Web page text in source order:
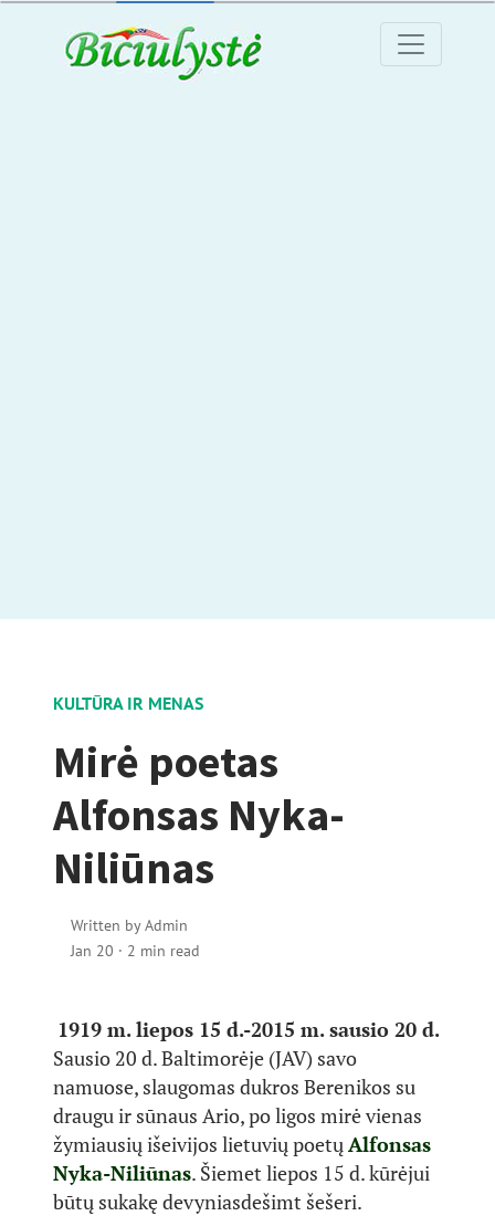
KULTŪRA IR MENAS
Mirė poetas
Alfonsas Nyka-
Niliūnas
Written byAdmin
Jan 20 · 2 min read
1919 m. liepos 15 d.-2015 m. sausio 20 d.
Sausio 20 d. Baltimorėje (JAV) savo
namuose, slaugomas dukros Berenikos su
draugu ir sūnaus Ario, po ligos mirė vienas
žymiausių išeivijos lietuvių poetųAlfonsas
Nyka-Niliūnas. Šiemet liepos 15 d. kūrėjui
būtų sukakę devyniasdešimt šešeri.